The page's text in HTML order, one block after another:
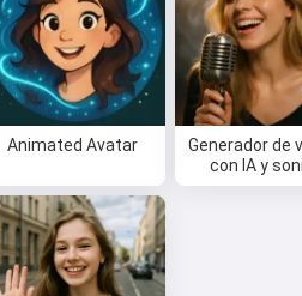
Animated Avatar
Generador de
con IA y
Puedo